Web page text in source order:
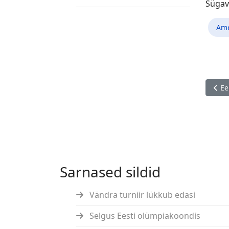
Sarnased sildid
Vändra turniir lükkub edasi
Selgus Eesti olümpiakoondis